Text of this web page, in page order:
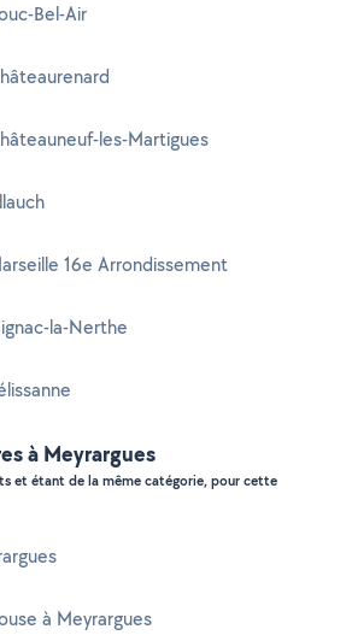
Bel-Air
les-Martigues
16e Arrondissement
la-Nerthe
à Meyrargues
et étant de la même catégorie, pour cette
à Meyrargues